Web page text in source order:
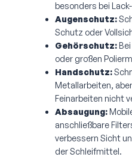
besonders bei
Augenschutz:
Schutz oder
Gehörschutz:
oder großen
Handschutz:
Metallarbeiten,
Feinarbeiten nicht
Absaugung:
anschließbare
verbessern Sicht
der Schleifmittel.